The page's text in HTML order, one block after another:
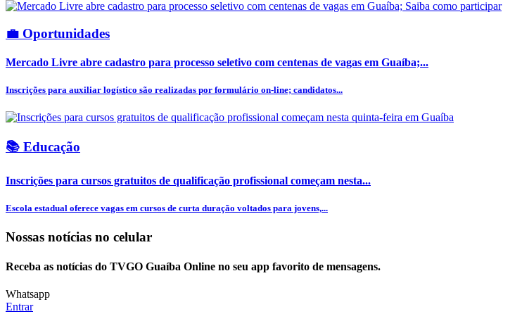
💼 Oportunidades
Mercado Livre abre cadastro para processo seletivo com centenas de vagas em Guaíba;...
Inscrições para auxiliar logístico são realizadas por formulário on-line; candidatos...
📚 Educação
Inscrições para cursos gratuitos de qualificação profissional começam nesta...
Escola estadual oferece vagas em cursos de curta duração voltados para jovens,...
Nossas notícias no celular
Receba as notícias do TVGO Guaíba Online no seu app favorito de mensagens.
Whatsapp
Entrar